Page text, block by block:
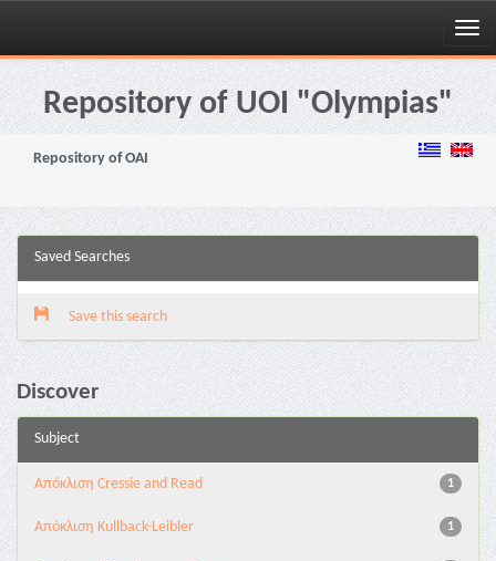
Skip
navigationRepository of UOI "Olympias"
Repository of OAI
Saved Searches
Save this search
Discover
Subject
1
Aπόκλιση Cressie and Read
1
Aπόκλιση Kullback-Leibler